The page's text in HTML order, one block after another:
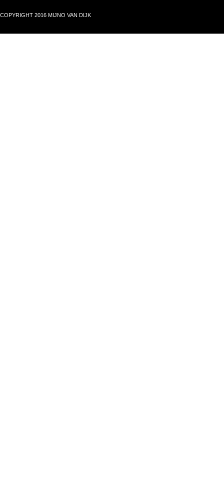
COPYRIGHT 2016 MIJNO VAN DIJK